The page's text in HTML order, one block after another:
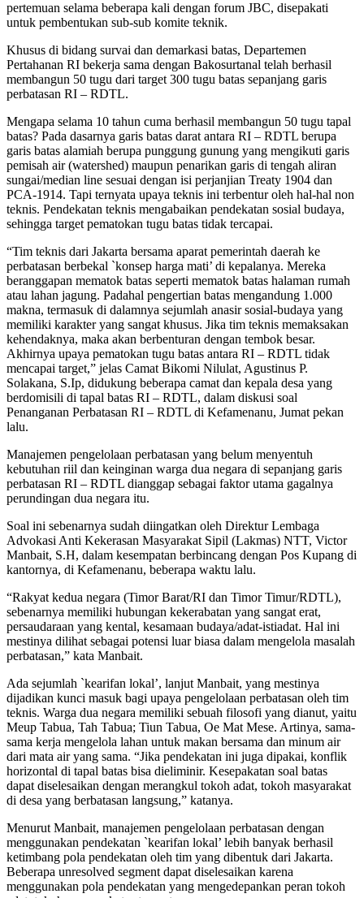
pertemuan selama beberapa kali dengan forum JBC, disepakati
untuk pembentukan sub-sub komite teknik.
Khusus di bidang survai dan demarkasi batas, Departemen
Pertahanan RI bekerja sama dengan Bakosurtanal telah berhasil
membangun 50 tugu dari target 300 tugu batas sepanjang garis
perbatasan RI – RDTL.
Mengapa selama 10 tahun cuma berhasil membangun 50 tugu tapal
batas? Pada dasarnya garis batas darat antara RI – RDTL berupa
garis batas alamiah berupa punggung gunung yang mengikuti garis
pemisah air (watershed) maupun penarikan garis di tengah aliran
sungai/median line sesuai dengan isi perjanjian Treaty 1904 dan
PCA-1914. Tapi ternyata upaya teknis ini terbentur oleh hal-hal non
teknis. Pendekatan teknis mengabaikan pendekatan sosial budaya,
sehingga target pematokan tugu batas tidak tercapai.
“Tim teknis dari Jakarta bersama aparat pemerintah daerah ke
perbatasan berbekal `konsep harga mati’ di kepalanya. Mereka
beranggapan mematok batas seperti mematok batas halaman rumah
atau lahan jagung. Padahal pengertian batas mengandung 1.000
makna, termasuk di dalamnya sejumlah anasir sosial-budaya yang
memiliki karakter yang sangat khusus. Jika tim teknis memaksakan
kehendaknya, maka akan berbenturan dengan tembok besar.
Akhirnya upaya pematokan tugu batas antara RI – RDTL tidak
mencapai target,” jelas Camat Bikomi Nilulat, Agustinus P.
Solakana, S.Ip, didukung beberapa camat dan kepala desa yang
berdomisili di tapal batas RI – RDTL, dalam diskusi soal
Penanganan Perbatasan RI – RDTL di Kefamenanu, Jumat pekan
lalu.
Manajemen pengelolaan perbatasan yang belum menyentuh
kebutuhan riil dan keinginan warga dua negara di sepanjang garis
perbatasan RI – RDTL dianggap sebagai faktor utama gagalnya
perundingan dua negara itu.
Soal ini sebenarnya sudah diingatkan oleh Direktur Lembaga
Advokasi Anti Kekerasan Masyarakat Sipil (Lakmas) NTT, Victor
Manbait, S.H, dalam kesempatan berbincang dengan Pos Kupang di
kantornya, di Kefamenanu, beberapa waktu lalu.
“Rakyat kedua negara (Timor Barat/RI dan Timor Timur/RDTL),
sebenarnya memiliki hubungan kekerabatan yang sangat erat,
persaudaraan yang kental, kesamaan budaya/adat-istiadat. Hal ini
mestinya dilihat sebagai potensi luar biasa dalam mengelola masalah
perbatasan,” kata Manbait.
Ada sejumlah `kearifan lokal’, lanjut Manbait, yang mestinya
dijadikan kunci masuk bagi upaya pengelolaan perbatasan oleh tim
teknis. Warga dua negara memiliki sebuah filosofi yang dianut, yaitu
Meup Tabua, Tah Tabua; Tiun Tabua, Oe Mat Mese. Artinya, sama-
sama kerja mengelola lahan untuk makan bersama dan minum air
dari mata air yang sama. “Jika pendekatan ini juga dipakai, konflik
horizontal di tapal batas bisa dieliminir. Kesepakatan soal batas
dapat diselesaikan dengan merangkul tokoh adat, tokoh masyarakat
di desa yang berbatasan langsung,” katanya.
Menurut Manbait, manajemen pengelolaan perbatasan dengan
menggunakan pendekatan `kearifan lokal’ lebih banyak berhasil
ketimbang pola pendekatan oleh tim yang dibentuk dari Jakarta.
Beberapa unresolved segment dapat diselesaikan karena
menggunakan pola pendekatan yang mengedepankan peran tokoh